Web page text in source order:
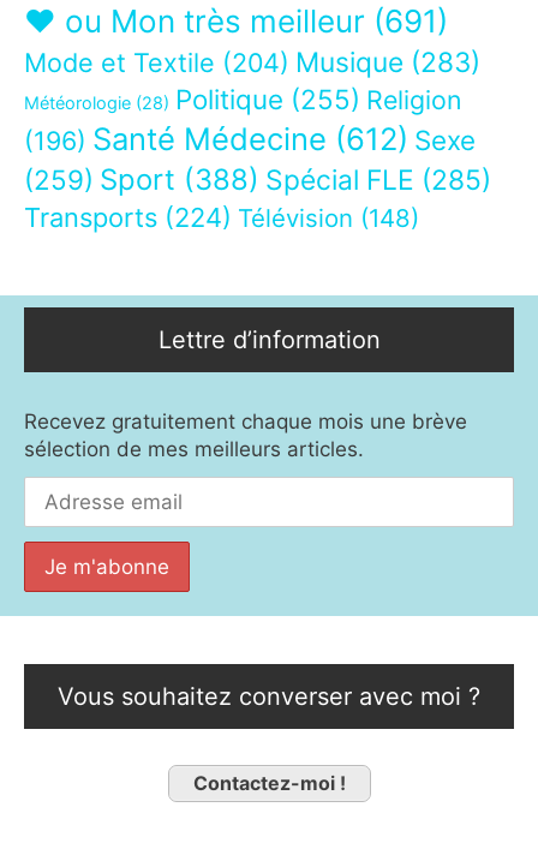
❤ ou Mon très meilleur (691)
Mode et Textile (204) Musique (283)
Météorologie (28) Politique (255) Religion
(196) Santé Médecine (612) Sexe
(259) Sport (388) Spécial FLE (285)
Transports (224) Télévision (148)
Lettre d’information
Recevez gratuitement chaque mois une brève
sélection de mes meilleurs articles.
Vous souhaitez converser avec moi ?
Contactez-moi !